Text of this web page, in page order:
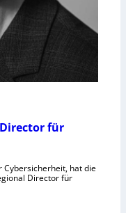
für
Cybersicherheit, hat die
Director für